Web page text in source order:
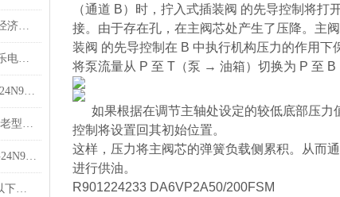
Rexroth力士乐电磁阀的可靠性和经济性解读
一篇文章到诉你那些Rexroth力士乐电磁阀常见的符号的是什么意思
rexroth力士乐电磁阀4WE6J62/EG24N9K4两位三通阀
出售哈威GR2-12-WGM230截止阀老型号GR2-1-WG230
供应力士乐换向阀4WE6HA62/EG24N9K4型号齐全
使用力士乐插装阀时，需要注意以下几个关键的事项
（通道 B）时，拧入式插装阀 的先导控制将
接。由于存在孔，在主阀芯处产生了压降。主
装阀 的先导控制在 B 中执行机构压力的作用下
将泵流量从 P 至 T（泵 → 油箱）切换为 P 至 B
如果根据在调节主轴处设定的较低底部压
控制将设置回其初始位置。
这样，压力将主阀芯的弹簧负载侧累积。从而
进行供油。
R901224233 DA6VP2A50/200FSM